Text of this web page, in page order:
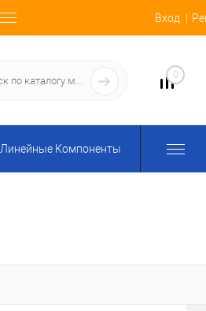
Вход
0
Линейные Компоненты